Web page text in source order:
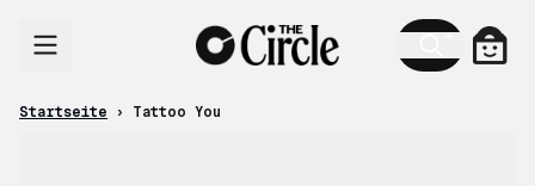
Startseite › Tattoo You